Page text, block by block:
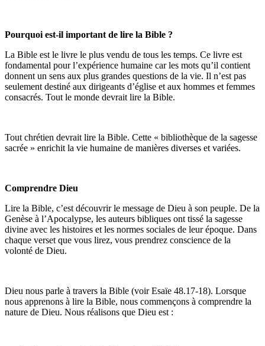
Pourquoi est-il important de lire la Bible ?
La Bible est le livre le plus vendu de tous les temps. Ce livre est
fondamental pour l’expérience humaine car les mots qu’il contient
donnent un sens aux plus grandes questions de la vie. Il n’est pas
seulement destiné aux dirigeants d’église et aux hommes et femmes
consacrés. Tout le monde devrait lire la Bible.
Tout chrétien devrait lire la Bible. Cette « bibliothèque de la sagesse
sacrée » enrichit la vie humaine de manières diverses et variées.
Comprendre Dieu
Lire la Bible, c’est découvrir le message de Dieu à son peuple. De la
Genèse à l’Apocalypse, les auteurs bibliques ont tissé la sagesse
divine avec les histoires et les normes sociales de leur époque. Dans
chaque verset que vous lirez, vous prendrez conscience de la
volonté de Dieu.
Dieu nous parle à travers la Bible (voir Esaïe 48.17-18). Lorsque
nous apprenons à lire la Bible, nous commençons à comprendre la
nature de Dieu. Nous réalisons que Dieu est :